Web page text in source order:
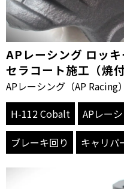
APレーシング ロッ
セラコート施工（焼
APレーシング（AP
H-112 Cobalt
APレー
ブレーキ回り
キャリパ